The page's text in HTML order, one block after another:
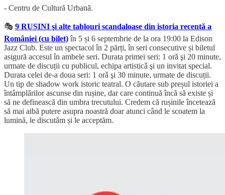
- Centru de Cultură Urbană.
🎭 9 RUȘINI şi alte tablouri scandaloase din istoria recentǎ a
României (cu bilet)în 5 și 6 septembrie de la ora 19:00 la Edison
Jazz Club. Este un spectacol în 2 părți, în seri consecutive și biletul
asigură accesul în ambele seri. Durata primei seri: 1 orǎ şi 20 minute,
urmate de discuții cu publicul, echipa artisticǎ şi un invitat special.
Durata celei de-a doua seri: 1 orǎ şi 30 minute, urmate de discuții.
Un tip de shadow work istoric teatral. O căutare sub preșul istoriei a
întâmplărilor ascunse din rușine, dar care continuă încă să existe și
să ne definească din umbra trecutului. Credem că rușinile încetează
să mai aibă putere asupra noastră doar atunci când le scoatem la
lumină, le discutăm și le acceptăm.